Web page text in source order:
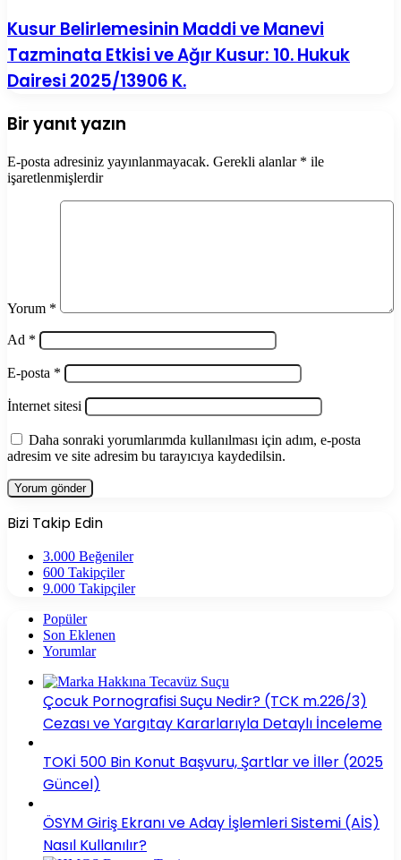
Kusur Belirlemesinin Maddi ve Manevi
Tazminata Etkisi ve Ağır Kusur: 10. Hukuk
Dairesi 2025/13906 K.
Bir yanıt yazın
E-posta adresiniz yayınlanmayacak. Gerekli alanlar * ile
işaretlenmişlerdir
Yorum *
Ad *
E-posta *
İnternet sitesi
Daha sonraki yorumlarımda kullanılması için adım, e-posta
adresim ve site adresim bu tarayıcıya kaydedilsin.
Bizi Takip Edin
3.000 Beğeniler
600 Takipçiler
9.000 Takipçiler
Popüler
Son Eklenen
Yorumlar
Çocuk Pornografisi Suçu Nedir? (TCK m.226/3)
Cezası ve Yargıtay Kararlarıyla Detaylı İnceleme
TOKİ 500 Bin Konut Başvuru, Şartlar ve İller (2025
Güncel)
ÖSYM Giriş Ekranı ve Aday İşlemleri Sistemi (AİS)
Nasıl Kullanılır?